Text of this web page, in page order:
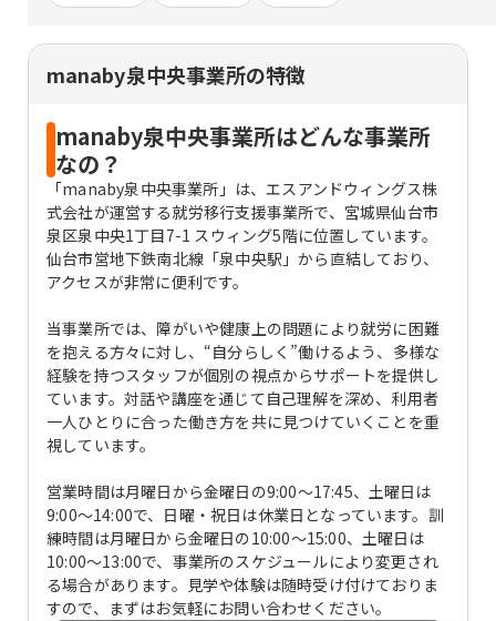
manaby泉中央事業所の特徴
manaby泉中央事業所はどんな事業所
なの？
「manaby泉中央事業所」は、エスアンドウィングス株
式会社が運営する就労移行支援事業所で、宮城県仙台市
泉区泉中央1丁目7-1 スウィング5階に位置しています。
仙台市営地下鉄南北線「泉中央駅」から直結しており、
アクセスが非常に便利です。
当事業所では、障がいや健康上の問題により就労に困難
を抱える方々に対し、“自分らしく”働けるよう、多様な
経験を持つスタッフが個別の視点からサポートを提供し
ています。対話や講座を通じて自己理解を深め、利用者
一人ひとりに合った働き方を共に見つけていくことを重
視しています。
営業時間は月曜日から金曜日の9:00～17:45、土曜日は
9:00～14:00で、日曜・祝日は休業日となっています。訓
練時間は月曜日から金曜日の10:00～15:00、土曜日は
10:00～13:00で、事業所のスケジュールにより変更され
る場合があります。見学や体験は随時受け付けておりま
すので、まずはお気軽にお問い合わせください。